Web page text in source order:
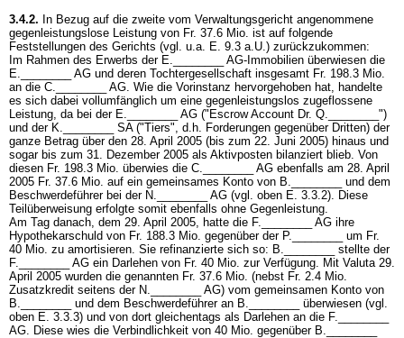
3.4.2. In Bezug auf die zweite vom Verwaltungsgericht angenommene
gegenleistungslose Leistung von Fr. 37.6 Mio. ist auf folgende
Feststellungen des Gerichts (vgl. u.a. E. 9.3 a.U.) zurückzukommen:
Im Rahmen des Erwerbs der E.________ AG-Immobilien überwiesen die
E.________ AG und deren Tochtergesellschaft insgesamt Fr. 198.3 Mio.
an die C.________ AG. Wie die Vorinstanz hervorgehoben hat, handelte
es sich dabei vollumfänglich um eine gegenleistungslos zugeflossene
Leistung, da bei der E.________ AG ("Escrow Account Dr. Q.________")
und der K.________ SA ("Tiers", d.h. Forderungen gegenüber Dritten) der
ganze Betrag über den 28. April 2005 (bis zum 22. Juni 2005) hinaus und
sogar bis zum 31. Dezember 2005 als Aktivposten bilanziert blieb. Von
diesen Fr. 198.3 Mio. überwies die C.________ AG ebenfalls am 28. April
2005 Fr. 37.6 Mio. auf ein gemeinsames Konto von B.________ und dem
Beschwerdeführer bei der N.________ AG (vgl. oben E. 3.3.2). Diese
Teilüberweisung erfolgte somit ebenfalls ohne Gegenleistung.
Am Tag danach, dem 29. April 2005, hatte die F.________ AG ihre
Hypothekarschuld von Fr. 188.3 Mio. gegenüber der P.________ um Fr.
40 Mio. zu amortisieren. Sie refinanzierte sich so: B.________ stellte der
F.________ AG ein Darlehen von Fr. 40 Mio. zur Verfügung. Mit Valuta 29.
April 2005 wurden die genannten Fr. 37.6 Mio. (nebst Fr. 2.4 Mio.
Zusatzkredit seitens der N.________ AG) vom gemeinsamen Konto von
B.________ und dem Beschwerdeführer an B.________ überwiesen (vgl.
oben E. 3.3.3) und von dort gleichentags als Darlehen an die F.________
AG. Diese wies die Verbindlichkeit von 40 Mio. gegenüber B.________